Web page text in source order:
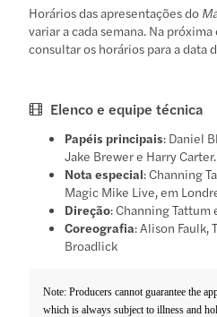
Horários das apresentações do
variar a cada semana. Na
consultar os horários para a data
Elenco e equipe técnica
Papéis principais: Daniel
Jake Brewer e Harry Carter.
Nota especial: Channing
Magic Mike Live, em
Direção: Channing Tattum
Coreografia: Alison Faulk,
Broadlick
Note: Producers cannot guarantee the
which is always subject to illness and